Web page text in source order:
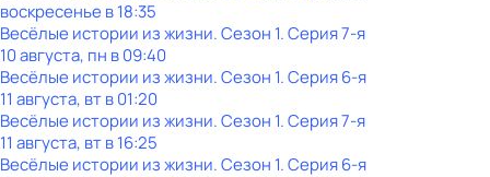
воскресенье в18:35
Весёлые истории из жизни. Сезон 1. Серия 7-я
10 августа, пн в 09:40
Весёлые истории из жизни. Сезон 1. Серия 6-я
11 августа, вт в 01:20
Весёлые истории из жизни. Сезон 1. Серия 7-я
11 августа, вт в 16:25
Весёлые истории из жизни. Сезон 1. Серия 6-я